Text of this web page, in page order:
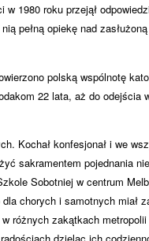
w 1980 roku przejął
pełną opiekę nad
polską wspólnotę
22 lata, aż do odejścia
Kochał konfesjonał i we
sakramentem pojednania
Sobotniej w centrum
chorych i samotnych miał
różnych zakątkach